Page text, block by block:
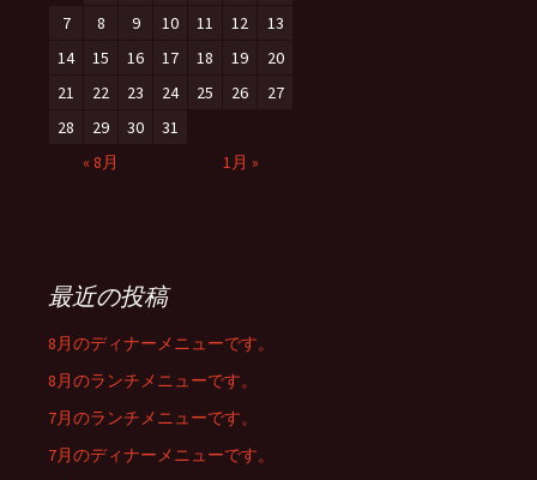
« 8月 1月 »
7
8 9 10 11 12
13
14
15 16 17 18 19
20
21
22 23 24 25 26
27
28
29 30 31
最近の投稿
8月のディナーメニューです。
8月のランチメニューです。
7月のランチメニューです。
7月のディナーメニューです。